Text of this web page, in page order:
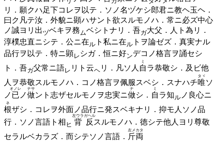
リ．願クハ足下コレヲ以テ．ソノ名ヅケシ郎君ニ教ヘ玉ヘ．
曰ク凡テ汝．外貌ニ顕ハサント欲スルモノハ．常ニ必ズ中心
ノ誠ヨリ 出ヅベキヲ務ムベシトナリ． 吾ガ大父．人ト為リ．
淳樸忠直ニシテ．公ニ在ル ト私ニ在ル トヲ論ゼズ．真実ナル
品行ヲ以テ．特ニ顕レ シガ．恒ニ好ンデコノ格言ヲ誦セシ
ト． 吾ガ父常ニ語レ リト 云ヘ リ．凡ソ人 自
ミ
ラ恭敬シ．及ビ他
人ヲ恭敬スルモノハ．コノ格言ヲ佩服スベシ．スナハチ唯
タヾ
ソ
ノ 已
オノレ
ノ做
ナサ
ント志ザセルモノヲ忠実ニ做
ナ
シ． 自
ミ
ラ知ル ノ良心ニ
根
ネ
ザシ．コレヲ外面ノ品行ニ発スベキナリ．抑モ人ソノ品
行．ソノ言語ト 相 ヒ 背反
左ウラガヘル
スルモノハ．徳シテ他人ヨリ尊敬
セラルベカラズ．而シテソノ言語． 斤両
左メカタ